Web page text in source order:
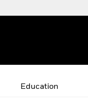
Education